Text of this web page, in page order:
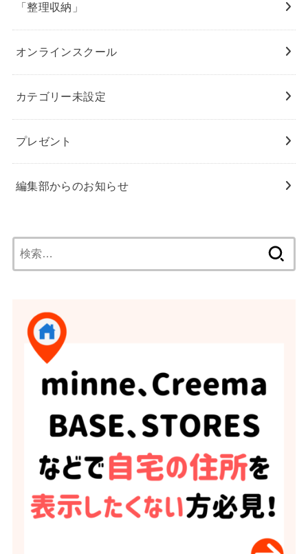
「整理収納」
オンラインスクール
カテゴリー未設定
プレゼント
編集部からのお知らせ
索: